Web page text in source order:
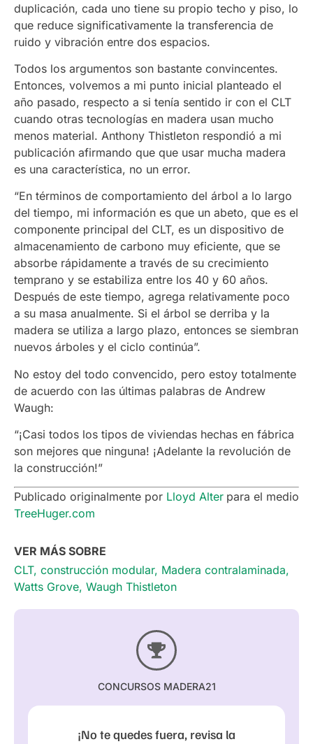
duplicación, cada uno tiene su propio techo y piso, lo
que reduce significativamente la transferencia de
ruido y vibración entre dos espacios.
Todos los argumentos son bastante convincentes.
Entonces, volvemos a mi punto inicial planteado el
año pasado, respecto a si tenía sentido ir con el CLT
cuando otras tecnologías en madera usan mucho
menos material. Anthony Thistleton respondió a mi
publicación afirmando que que usar mucha madera
es una característica, no un error.
“En términos de comportamiento del árbol a lo largo
del tiempo, mi información es que un abeto, que es el
componente principal del CLT, es un dispositivo de
almacenamiento de carbono muy eficiente, que se
absorbe rápidamente a través de su crecimiento
temprano y se estabiliza entre los 40 y 60 años.
Después de este tiempo, agrega relativamente poco
a su masa anualmente. Si el árbol se derriba y la
madera se utiliza a largo plazo, entonces se siembran
nuevos árboles y el ciclo continúa”.
No estoy del todo convencido, pero estoy totalmente
de acuerdo con las últimas palabras de Andrew
Waugh:
“¡Casi todos los tipos de viviendas hechas en fábrica
son mejores que ninguna! ¡Adelante la revolución de
la construcción!”
Publicado originalmente por Lloyd Alter para el medio
TreeHuger.com
VER MÁS SOBRE
CLT, construcción modular, Madera contralaminada,
Watts Grove, Waugh Thistleton
CONCURSOS MADERA21
¡No te quedes fuera, revisa la